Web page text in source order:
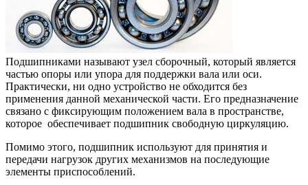
Подшипниками называют узел сборочный, который является
частью опоры или упора для поддержки вала или оси.
Практически, ни одно устройство не обходится без
применения данной механической части. Его предназначение
связано с фиксирующим положением вала в пространстве,
которое обеспечивает подшипник свободную циркуляцию.
Помимо этого, подшипник используют для принятия и
передачи нагрузок других механизмов на последующие
элементы приспособлений.